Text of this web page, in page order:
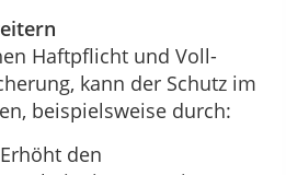
Haftpflicht und Voll-
kann der Schutz im
beispielsweise durch:
Erhöht den